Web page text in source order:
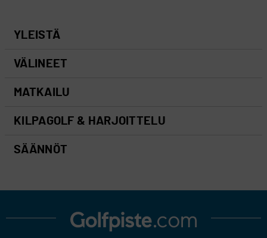
YLEISTÄ
VÄLINEET
MATKAILU
KILPAGOLF & HARJOITTELU
SÄÄNNÖT